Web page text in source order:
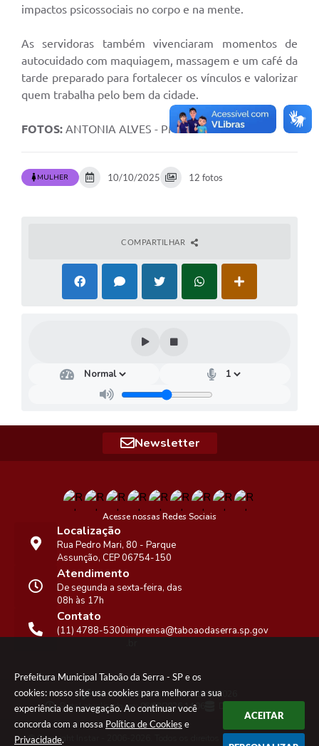
Prefeitura Municipal Taboão da Serra - SP e os
cookies: nosso site usa cookies para melhorar a sua
experiência de navegação. Ao continuar você
concorda com a nossa Política de Cookies e
Privacidade.
ACEITAR
impactos psicossociais no corpo e na mente.
As servidoras também vivenciaram momentos de
autocuidado com maquiagem, massagem e um café da
tarde preparado para fortalecer os vínculos e valorizar
quem trabalha pelo bem da cidade.
FOTOS: ANTONIA ALVES - PMTS
MULHER 10/10/2025 12 fotos
COMPARTILHAR
Newsletter
Acesse nossas Redes Sociais
Localização
Rua Pedro Mari, 80 - Parque
Assunção, CEP 06754-150
Contato
(11) 4788-5300imprensa@taboaodaserra.sp.gov
Atendimento
De segunda a sexta-feira, das
08h às 17h
Versão do Sistema:3.5.3 - 19/06/2026
Portal atualizado em:06/08/2026 14:06 Dados Abertos
© Copyright Instar - 2006-2026. Todos os direitos